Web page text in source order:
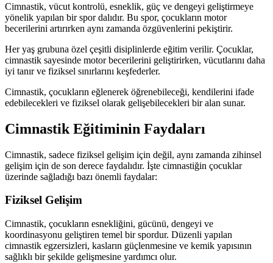
Cimnastik, vücut kontrolü, esneklik, güç ve dengeyi geliştirmeye
yönelik yapılan bir spor dalıdır. Bu spor, çocukların motor
becerilerini artırırken aynı zamanda özgüvenlerini pekiştirir.
Her yaş grubuna özel çeşitli disiplinlerde eğitim verilir. Çocuklar,
cimnastik sayesinde motor becerilerini geliştirirken, vücutlarını daha
iyi tanır ve fiziksel sınırlarını keşfederler.
Cimnastik, çocukların eğlenerek öğrenebileceği, kendilerini ifade
edebilecekleri ve fiziksel olarak gelişebilecekleri bir alan sunar.
Cimnastik Eğitiminin Faydaları
Cimnastik, sadece fiziksel gelişim için değil, aynı zamanda zihinsel
gelişim için de son derece faydalıdır. İşte cimnastiğin çocuklar
üzerinde sağladığı bazı önemli faydalar:
Fiziksel Gelişim
Cimnastik, çocukların esnekliğini, gücünü, dengeyi ve
koordinasyonu geliştiren temel bir spordur. Düzenli yapılan
cimnastik egzersizleri, kasların güçlenmesine ve kemik yapısının
sağlıklı bir şekilde gelişmesine yardımcı olur.